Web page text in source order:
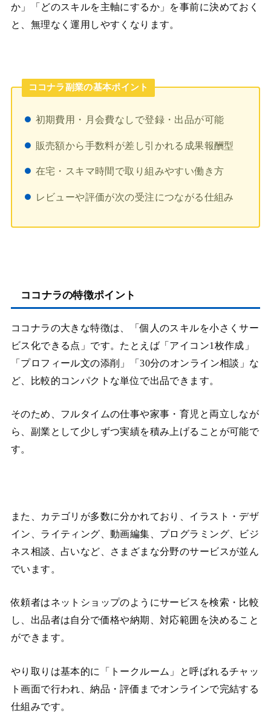
か」「どのスキルを主軸にするか」を事前に決めておく
と、無理なく運用しやすくなります。
ココナラ副業の基本ポイント
初期費用・月会費なしで登録・出品が可能
販売額から手数料が差し引かれる成果報酬型
在宅・スキマ時間で取り組みやすい働き方
レビューや評価が次の受注につながる仕組み
ココナラの特徴ポイント
ココナラの大きな特徴は、「個人のスキルを小さくサー
ビス化できる点」です。たとえば「アイコン1枚作成」
「プロフィール文の添削」「30分のオンライン相談」な
ど、比較的コンパクトな単位で出品できます。
そのため、フルタイムの仕事や家事・育児と両立しなが
ら、副業として少しずつ実績を積み上げることが可能で
す。
また、カテゴリが多数に分かれており、イラスト・デザ
イン、ライティング、動画編集、プログラミング、ビジ
ネス相談、占いなど、さまざまな分野のサービスが並ん
でいます。
依頼者はネットショップのようにサービスを検索・比較
し、出品者は自分で価格や納期、対応範囲を決めること
ができます。
やり取りは基本的に「トークルーム」と呼ばれるチャッ
ト画面で行われ、納品・評価までオンラインで完結する
仕組みです。